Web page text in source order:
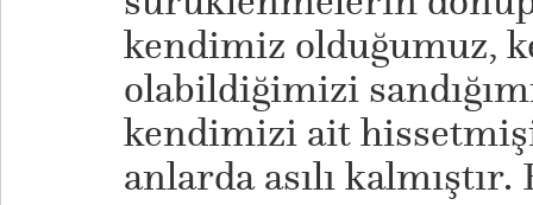
kendimiz olduğumuz,
olabildiğimizi
kendimizi ait
anlarda asılı